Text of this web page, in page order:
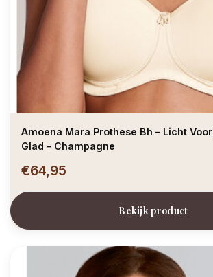
Amoena Mara Prothese Bh – Licht
Glad – Champagne
€64,95
Bekijk product